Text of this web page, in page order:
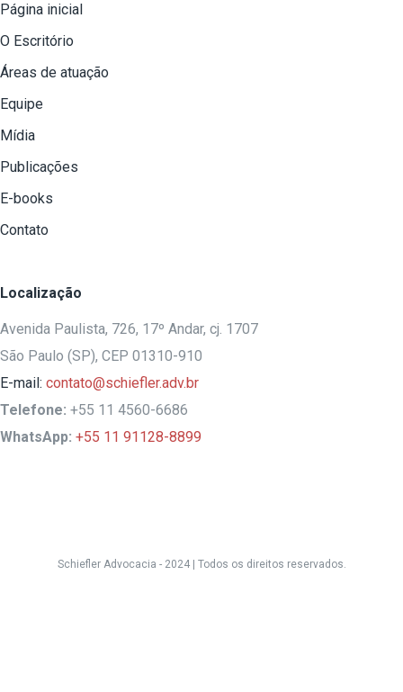
Página inicial
O Escritório
Áreas de atuação
Equipe
Mídia
Publicações
E-books
Contato
Localização
Avenida Paulista, 726, 17º Andar, cj. 1707
São Paulo (SP), CEP 01310-910
E-mail: contato@schiefler.adv.br
Telefone: +55 11 4560-6686
WhatsApp: +55 11 91128-8899
Schiefler Advocacia - 2024 | Todos os direitos reservados.